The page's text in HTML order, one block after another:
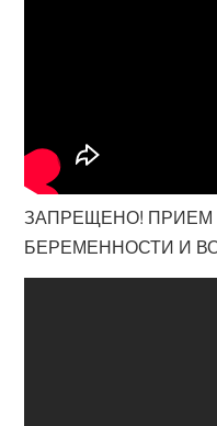
ЗАПРЕЩЕНО!
БЕРЕМЕННОСТИ И